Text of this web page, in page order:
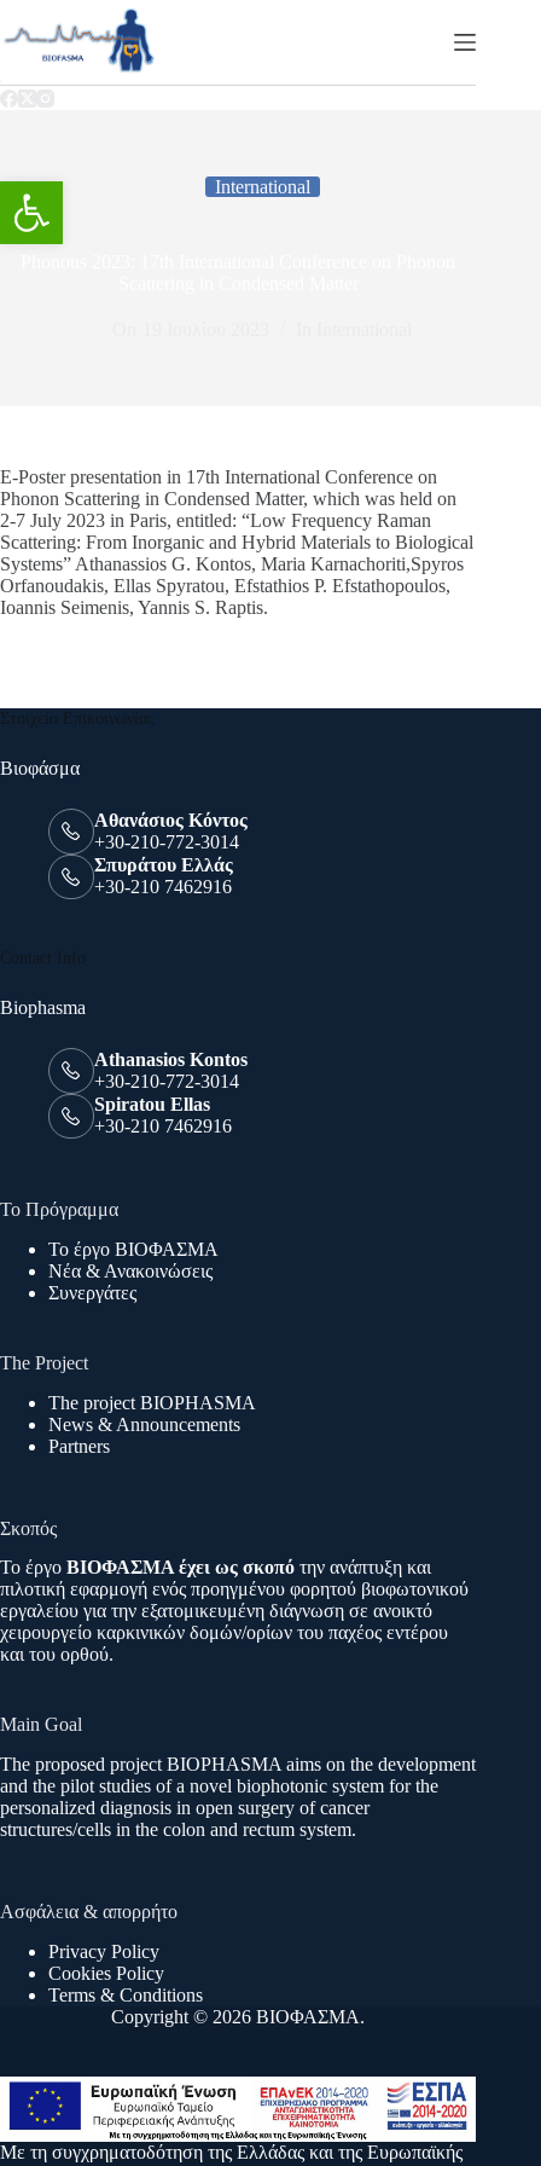
Ανοίξτε τη γραμμή εργαλείων
International
Ε-Poster presentation in 17th International Conference on
Phonon Scattering in Condensed Matter, which was held on
2-7 July 2023 in Paris, entitled: “Low Frequency Raman
Scattering: From Inorganic and Hybrid Materials to Biological
Systems” Athanassios G. Kontos, Maria Karnachoriti,Spyros
Orfanoudakis, Ellas Spyratou, Efstathios P. Efstathopoulos,
Ioannis Seimenis, Yannis S. Raptis.
Στοιχεία Επικοινωνίας
Βιοφάσμα
Αθανάσιος Κόντος
+30-210-772-3014
Σπυράτου Ελλάς
+30-210 7462916
Contact Info
Biophasma
Athanasios Kontos
+30-210-772-3014
Spiratou Ellas
+30-210 7462916
Το Πρόγραμμα
Το έργο ΒΙΟΦΑΣΜΑ
Νέα & Ανακοινώσεις
Συνεργάτες
The Project
The project BIOPHASMA
News & Announcements
Partners
Σκοπός
Το έργο ΒΙΟΦΑΣΜΑ έχει ως σκοπό την ανάπτυξη και
πιλοτική εφαρμογή ενός προηγμένου φορητού βιοφωτονικού
εργαλείου για την εξατομικευμένη διάγνωση σε ανοικτό
χειρουργείο καρκινικών δομών/ορίων του παχέος εντέρου
και του ορθού.
Main Goal
The proposed project BIOPHASMA aims on the development
and the pilot studies of a novel biophotonic system for the
personalized diagnosis in open surgery of cancer
structures/cells in the colon and rectum system.
Ασφάλεια & απορρήτο
Privacy Policy
Cookies Policy
Terms & Conditions
Copyright © 2026 ΒΙΟΦΑΣΜΑ.
Με τη συγχρηματοδότηση της Ελλάδας και της Ευρωπαϊκής